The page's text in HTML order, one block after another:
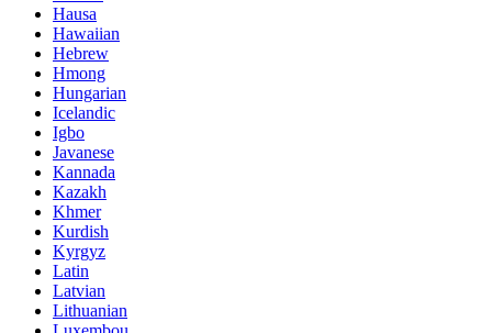
Hausa
Hawaiian
Hebrew
Hmong
Hungarian
Icelandic
Igbo
Javanese
Kannada
Kazakh
Khmer
Kurdish
Kyrgyz
Latin
Latvian
Lithuanian